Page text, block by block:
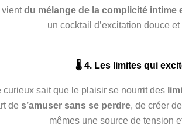
vientdu mélange de la complicité intime
un cocktail d’excitation douce
🌡️ 4. Les limites qui
curieux sait que le plaisir se nourrit des
de s’amuser sans se perdre, de créer
mêmes une source de tension